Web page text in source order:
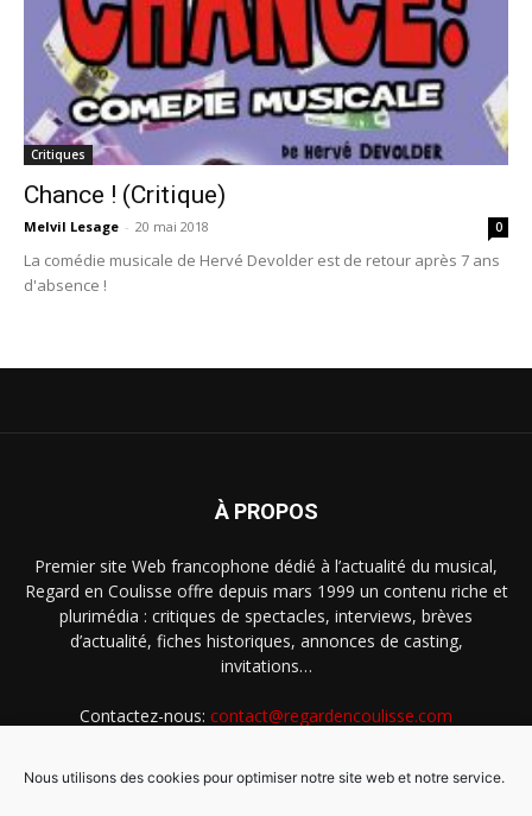
Nous utilisons des cookies pour optimiser notre site web et notre service.
Critiques
Chance ! (Critique)
Melvil Lesage - 20 mai 2018 0
La comédie musicale de Hervé Devolder est de retour après 7 ans
d'absence !
À PROPOS
Premier site Web francophone dédié à l’actualité du musical,
Regard en Coulisse offre depuis mars 1999 un contenu riche et
plurimédia : critiques de spectacles, interviews, brèves
d’actualité, fiches historiques, annonces de casting,
invitations…
Contactez-nous: contact@regardencoulisse.com